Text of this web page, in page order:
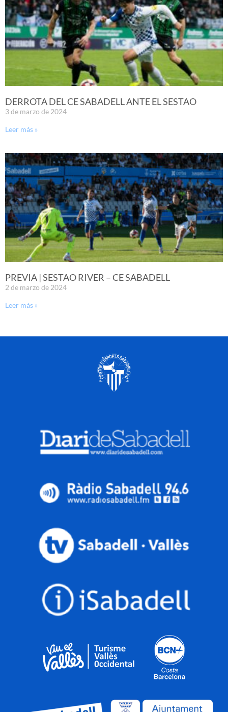
DERROTA DEL CE SABADELL ANTE EL SESTAO
3 de marzo de 2024
Leer más »
PREVIA | SESTAO RIVER – CE SABADELL
2 de marzo de 2024
Leer más »